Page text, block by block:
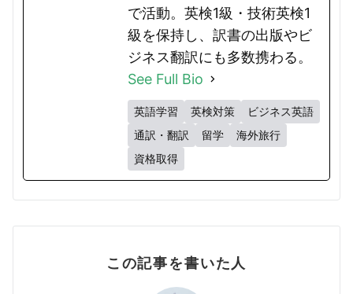
で活動。英検1級・技術英検1
級を保持し、訳書の出版やビ
ジネス翻訳にも多数携わる。
See Full Bio
英語学習 英検対策
ビジネス英語
通訳・翻訳
留学
海外旅行
資格取得
この記事を書いた人